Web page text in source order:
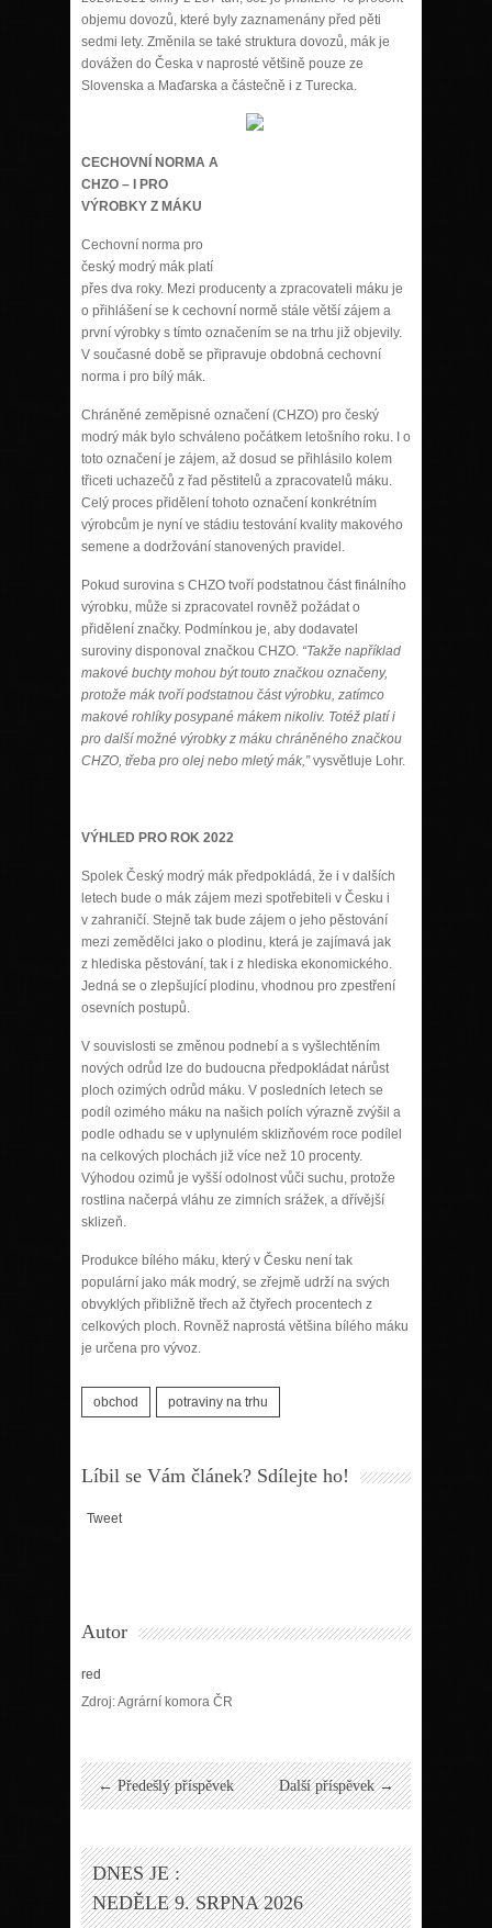
objemu dovozů, které byly zaznamenány před pěti
sedmi lety. Změnila se také struktura dovozů, mák je
dovážen do Česka v naprosté většině pouze ze
Slovenska a Maďarska a částečně i z Turecka.
CECHOVNÍ NORMA A
CHZO – I PRO
VÝROBKY Z MÁKU
Cechovní norma pro
český modrý mák platí
přes dva roky. Mezi producenty a zpracovateli máku je
o přihlášení se k cechovní normě stále větší zájem a
první výrobky s tímto označením se na trhu již objevily.
V současné době se připravuje obdobná cechovní
norma i pro bílý mák.
Chráněné zeměpisné označení (CHZO) pro český
modrý mák bylo schváleno počátkem letošního roku. I o
toto označení je zájem, až dosud se přihlásilo kolem
třiceti uchazečů z řad pěstitelů a zpracovatelů máku.
Celý proces přidělení tohoto označení konkrétním
výrobcům je nyní ve stádiu testování kvality makového
semene a dodržování stanovených pravidel.
Pokud surovina s CHZO tvoří podstatnou část finálního
výrobku, může si zpracovatel rovněž požádat o
přidělení značky. Podmínkou je, aby dodavatel
suroviny disponoval značkou CHZO. “Takže například
makové buchty mohou být touto značkou označeny,
protože mák tvoří podstatnou část výrobku, zatímco
makové rohlíky posypané mákem nikoliv. Totéž platí i
pro další možné výrobky z máku chráněného značkou
CHZO, třeba pro olej nebo mletý mák,”vysvětluje Lohr.
VÝHLED PRO ROK 2022
Spolek Český modrý mák předpokládá, že i v dalších
letech bude o mák zájem mezi spotřebiteli v Česku i
v zahraničí. Stejně tak bude zájem o jeho pěstování
mezi zemědělci jako o plodinu, která je zajímavá jak
z hlediska pěstování, tak i z hlediska ekonomického.
Jedná se o zlepšující plodinu, vhodnou pro zpestření
osevních postupů.
V souvislosti se změnou podnebí a s vyšlechtěním
nových odrůd lze do budoucna předpokládat nárůst
ploch ozimých odrůd máku. V posledních letech se
podíl ozimého máku na našich polích výrazně zvýšil a
podle odhadu se v uplynulém sklizňovém roce podílel
na celkových plochách již více než 10 procenty.
Výhodou ozimů je vyšší odolnost vůči suchu, protože
rostlina načerpá vláhu ze zimních srážek, a dřívější
sklizeň.
Produkce bílého máku, který v Česku není tak
populární jako mák modrý, se zřejmě udrží na svých
obvyklých přibližně třech až čtyřech procentech z
celkových ploch. Rovněž naprostá většina bílého máku
je určena pro vývoz.
obchod potraviny na trhu
Líbil se Vám článek? Sdílejte ho!
Tweet
Autor
red
Zdroj: Agrární komora ČR
← Předešlý příspěvek Další příspěvek →
DNES JE :
NEDĚLE 9. SRPNA 2026